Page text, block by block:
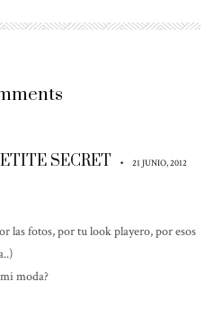
SECRET • 21 JUNIO, 2012
las fotos, por tu look playero, por esos
moda?